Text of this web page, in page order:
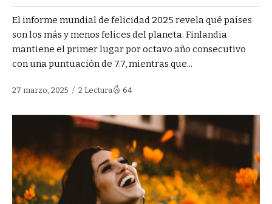
El informe mundial de felicidad 2025 revela qué países
son los más y menos felices del planeta. Finlandia
mantiene el primer lugar por octavo año consecutivo
con una puntuación de 7.7, mientras que...
27 marzo, 2025 2 Lectura 64